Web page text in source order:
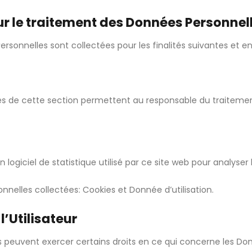
le traitement des Données
sont collectées pour les finalités suivantes et
de cette section permettent au responsable du
logiciel de statistique utilisé par ce site web pour
collectées: Cookies et Donnée d’utilisation.
peuvent exercer certains droits en ce qui concerne les